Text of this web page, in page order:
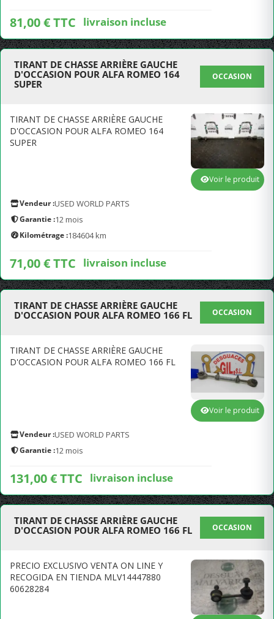
81,00 € TTC livraison incluse
TIRANT DE CHASSE ARRIÈRE GAUCHE
D'OCCASION POUR ALFA ROMEO 164
SUPER
OCCASION
TIRANT DE CHASSE ARRIÈRE GAUCHE
D'OCCASION POUR ALFA ROMEO 164
SUPER
Vendeur :USED WORLD PARTS
Garantie :12 mois
Kilométrage :184604 km
71,00 € TTC livraison incluse
Voir le produit
TIRANT DE CHASSE ARRIÈRE GAUCHE
D'OCCASION POUR ALFA ROMEO 166 FL
OCCASION
TIRANT DE CHASSE ARRIÈRE GAUCHE
D'OCCASION POUR ALFA ROMEO 166 FL
Vendeur :USED WORLD PARTS
Garantie :12 mois
131,00 € TTC livraison incluse
Voir le produit
TIRANT DE CHASSE ARRIÈRE GAUCHE
D'OCCASION POUR ALFA ROMEO 166 FL
OCCASION
PRECIO EXCLUSIVO VENTA ON LINE Y
RECOGIDA EN TIENDA MLV14447880
60628284